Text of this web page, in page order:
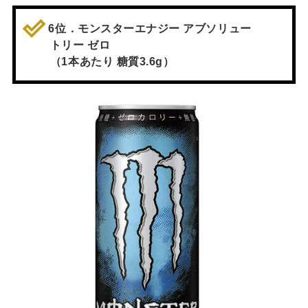
6位．モンスターエナジー アブソリュー
トリー ゼロ
（1本あたり 糖質3.6g）